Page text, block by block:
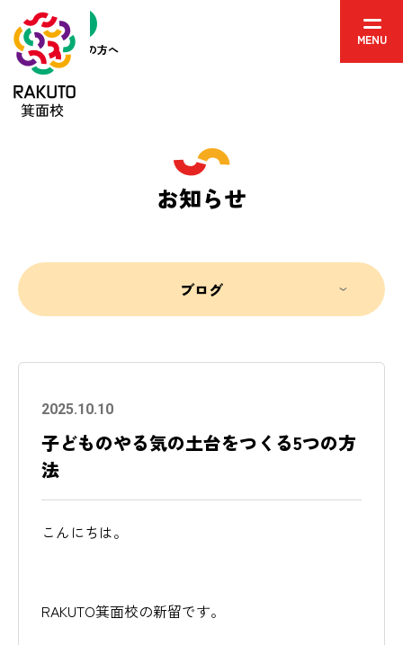
アクセスはじめての方へ
MENU
お知らせ
2025.10.10
子どものやる気の土台をつくる5つの方
法
こんにちは。
RAKUTO箕面校の新留です。